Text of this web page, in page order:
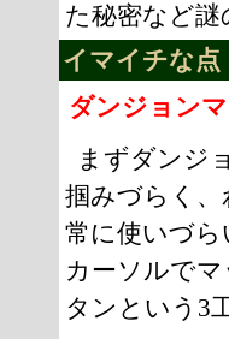
た秘密など謎
イマイチな点
ダンジョン
まずダンジ
掴みづらく
常に使いづ
カーソルで
タンという3